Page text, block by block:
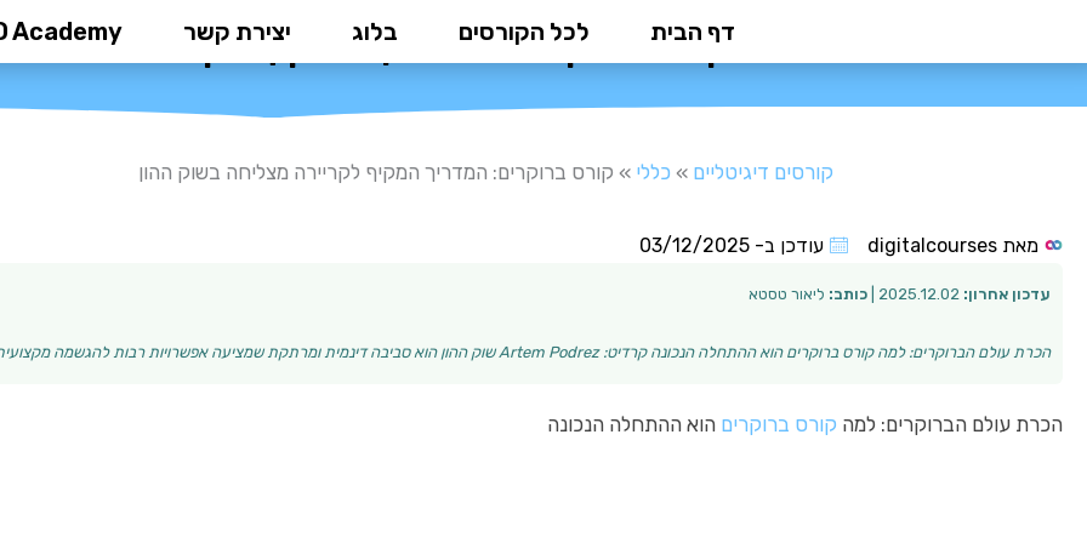
דף הבית לכל הקורסים בלוג יצירת קשר Academy קורס ברוקרים: המדריך המקיף לקריירה
קורסים דיגיטליים » כללי » קורס ברוקרים: המדריך המקיף לקריירה מצליחה בשוק ההון
מאת עודכן ב- 03/12/2025
עדכון אחרון: כותב: ליאור טסטא
הכרת עולם הברוקרים: למה קורס ברוקרים הוא ההתחלה הנכונה קרדיט: Artem Podrez שוק ההון הוא סביבה דינמית ומרתקת שמציעה אפשרויות רבות להגשמה מקצועית וכלכלי…
הכרת עולם הברוקרים: למה קורס ברוקרים הוא ההתחלה הנכונה